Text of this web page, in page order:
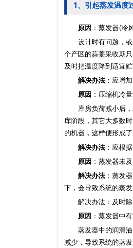
1、引起蒸发温度
原因 ：蒸发器(冷
设计时有问题，或
个产区的蒜薹采收期
及时把温度降到适宜
解决办法 ：应增
原因 ：压缩机冷
库房负荷减小后，
库阶段，其它大多数
的机器，这样便形成
解决办法 ：应根
原因 ：蒸发器未
解决办法 ：蒸发
下，会导致系统的蒸
解决办法：及时除
原因 ：蒸发器中
蒸发器中的润滑油
减少，导致系统的蒸